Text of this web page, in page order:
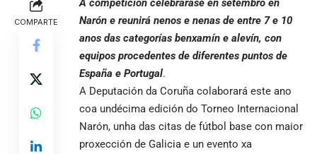
COMPARTE
Narón e reunirá nenos e nenas de entre 7 e 10
anos das categorías benxamín e alevín, con
equipos procedentes de diferentes puntos de
España e Portugal.
A Deputación da Coruña colaborará este ano
coa undécima edición do Torneo Internacional
Narón, unha das citas de fútbol base con maior
proxección de Galicia e un evento xa